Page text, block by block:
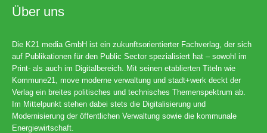
Über uns
Die K21 media GmbH ist ein zukunftsorientierter Fachverlag, der sich
auf Publikationen für den Public Sector spezialisiert hat – sowohl im
Print- als auch im Digitalbereich. Mit seinen etablierten Titeln wie
Kommune21, move moderne verwaltung und stadt+werk deckt der
Verlag ein breites politisches und technisches Themenspektrum ab.
Im Mittelpunkt stehen dabei stets die Digitalisierung und
Modernisierung der öffentlichen Verwaltung sowie die kommunale
Energiewirtschaft.